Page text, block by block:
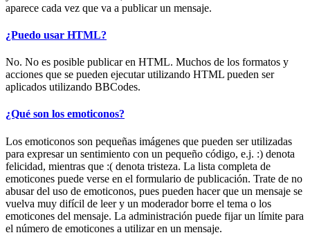
aparece cada vez que va a publicar un mensaje.
¿Puedo usar HTML?
No. No es posible publicar en HTML. Muchos de los formatos y
acciones que se pueden ejecutar utilizando HTML pueden ser
aplicados utilizando BBCodes.
¿Qué son los emoticonos?
Los emoticonos son pequeñas imágenes que pueden ser utilizadas
para expresar un sentimiento con un pequeño código, e.j. :) denota
felicidad, mientras que :( denota tristeza. La lista completa de
emoticones puede verse en el formulario de publicación. Trate de no
abusar del uso de emoticonos, pues pueden hacer que un mensaje se
vuelva muy difícil de leer y un moderador borre el tema o los
emoticones del mensaje. La administración puede fijar un límite para
el número de emoticones a utilizar en un mensaje.